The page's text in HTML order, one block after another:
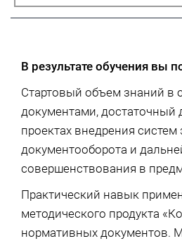
В результате обучения вы
Стартовый объем знаний в
документами, достаточный
проектах внедрения систем
документооборота и
совершенствования в
Практический навык
методического продукта
нормативных документов.